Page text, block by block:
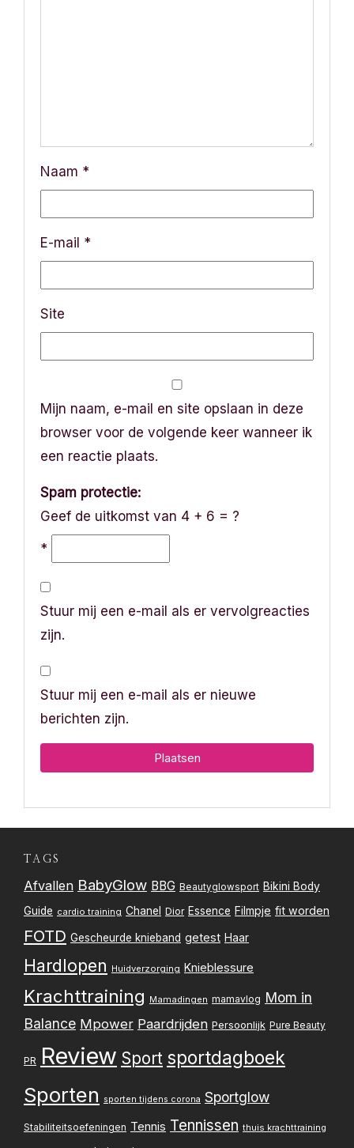
Naam *
E-mail *
Site
Mijn naam, e-mail en site opslaan in deze
browser voor de volgende keer wanneer ik
een reactie plaats.
Spam protectie:
Geef de uitkomst van 4 + 6 = ?
*
Stuur mij een e-mail als er vervolgreacties
zijn.
Stuur mij een e-mail als er nieuwe
berichten zijn.
TAGS
Afvallen BabyGlow BBG Beautyglowsport Bikini Body
Guide cardio training Chanel Dior Essence Filmpje fit worden
FOTD Gescheurde knieband getest Haar
Hardlopen Huidverzorging Knieblessure
Krachttraining Mamadingen mamavlog Mom in
Balance Mpower Paardrijden Persoonlijk Pure Beauty
PR Review Sport sportdagboek
Sporten sporten tijdens corona Sportglow
Stabiliteitsoefeningen Tennis Tennissen thuis krachttraining